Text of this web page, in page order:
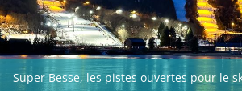
Super Besse, les pistes ouvertes pour le